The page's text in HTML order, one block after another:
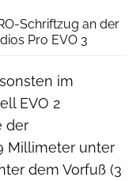
Schriftzug an der
Pro EVO 3
im
EVO 2
der
Millimeter unter
dem Vorfuß (3